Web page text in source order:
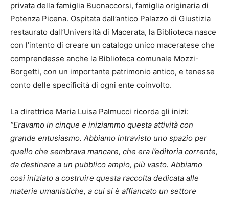
privata della famiglia Buonaccorsi, famiglia originaria di
Potenza Picena. Ospitata dall’antico Palazzo di Giustizia
restaurato dall’Università di Macerata, la Biblioteca nasce
con l’intento di creare un catalogo unico maceratese che
comprendesse anche la Biblioteca comunale Mozzi-
Borgetti, con un importante patrimonio antico, e tenesse
conto delle specificità di ogni ente coinvolto.
La direttrice Maria Luisa Palmucci ricorda gli inizi:
“Eravamo in cinque e iniziammo questa attività con
grande entusiasmo. Abbiamo intravisto uno spazio per
quello che sembrava mancare, che era l’editoria corrente,
da destinare a un pubblico ampio, più vasto. Abbiamo
così iniziato a costruire questa raccolta dedicata alle
materie umanistiche, a cui si è affiancato un settore